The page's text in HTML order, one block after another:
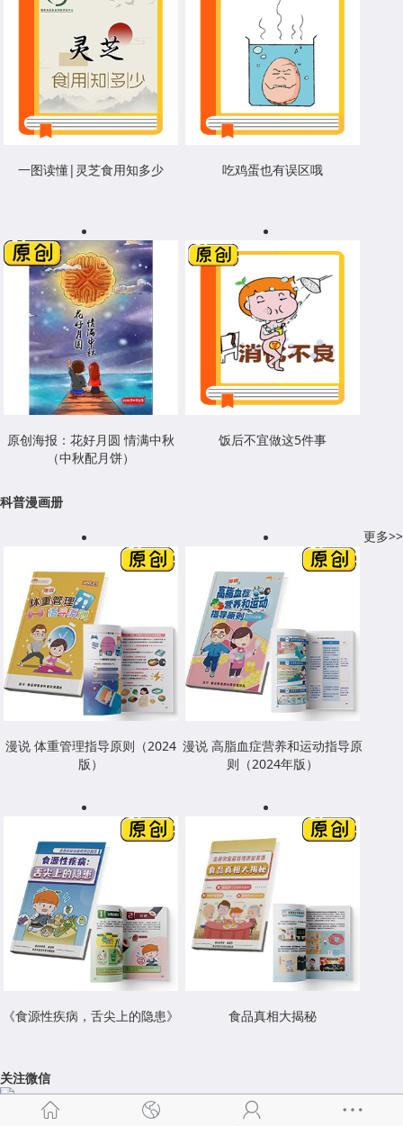
一图读懂|灵芝食用知多少 吃鸡蛋也有误区哦
原创海报：花好月圆 情满中秋
（中秋配月饼）
饭后不宜做这5件事
科普漫画册
更多>>
漫说 体重管理指导原则（2024
版）
漫说 高脂血症营养和运动指导原
则（2024年版）
《食源性疾病，舌尖上的隐患》 食品真相大揭秘
关注微信